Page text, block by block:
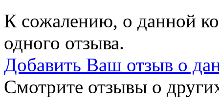
К сожалению, о данной
одного отзыва.
Добавить Ваш отзыв о
Смотрите отзывы о